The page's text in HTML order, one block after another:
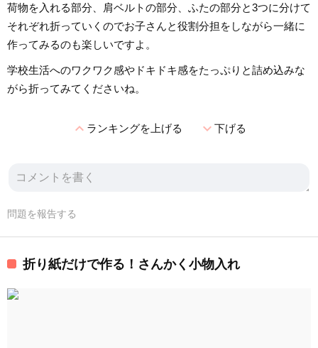
荷物を入れる部分、肩ベルトの部分、ふたの部分と3つに分けて
それぞれ折っていくのでお子さんと役割分担をしながら一緒に
作ってみるのも楽しいですよ。
学校生活へのワクワク感やドキドキ感をたっぷりと詰め込みな
がら折ってみてくださいね。
expand_lessランキングを上げる expand_more下げる
問題を報告する
折り紙だけで作る！さんかく小物入れ